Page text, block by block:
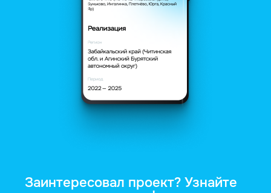
Заинтересовал проект? Узнайте